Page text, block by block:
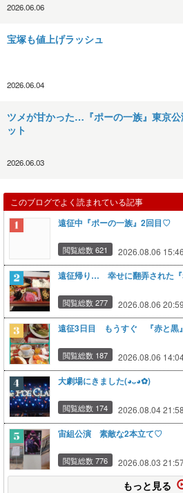
2026.06.06
宝塚も値上げラッシュ
2026.06.04
ツメが甘かった…『ポーの一族』東京
ット
2026.06.03
このブログでよく読まれている記事
遠征中『ポーの一族』2回目♡
閲覧総数 621 2026.08.06 15:46
遠征帰り… 幸せに翻弄された『
閲覧総数 277 2026.08.06 20:59
遠征3日目 もうすぐ 『赤と黒
閲覧総数 187 2026.08.06
大劇場にきました(⁠◕⁠ᴗ⁠◕⁠✿⁠)
閲覧総数 174 2026.08.04 21:58
宙組公演 素敵な2本立て♡
閲覧総数 776 2026.08.03
もっと見る